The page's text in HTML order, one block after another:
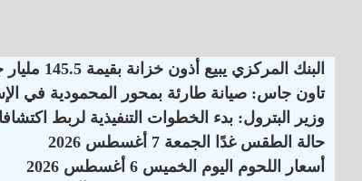
البنك المركزي يبيع أذون خزانة بقيمة 145.5 مليار جنيه
تاون جاس: صيانة طارئة بمحور المحمودية في
وزير البترول: بدء الخطوات التنفيذية لربط
حالة الطقس غدًا الجمعة 7 أغسطس 2026
أسعار اللحوم اليوم الخميس 6 أغسطس 2026